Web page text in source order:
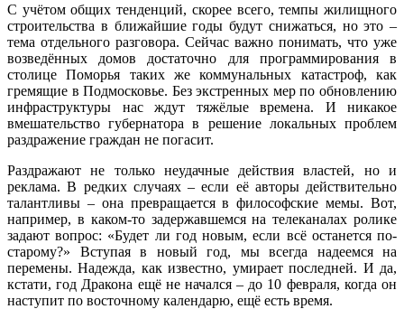
С учётом общих тенденций, скорее всего, темпы жилищного
строительства в ближайшие годы будут снижаться, но это –
тема отдельного разговора. Сейчас важно понимать, что уже
возведённых домов достаточно для программирования в
столице Поморья таких же коммунальных катастроф, как
гремящие в Подмосковье. Без экстренных мер по обновлению
инфраструктуры нас ждут тяжёлые времена. И никакое
вмешательство губернатора в решение локальных проблем
раздражение граждан не погасит.
Раздражают не только неудачные действия властей, но и
реклама. В редких случаях – если её авторы действительно
талантливы – она превращается в философские мемы. Вот,
например, в каком‑то задержавшемся на телеканалах ролике
задают вопрос: «Будет ли год новым, если всё останется по-
старому?» Вступая в новый год, мы всегда надеемся на
перемены. Надежда, как известно, умирает последней. И да,
кстати, год Дракона ещё не начался – до 10 февраля, когда он
наступит по восточному календарю, ещё есть время.